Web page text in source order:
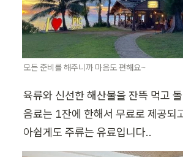
모든 준비를 해주니까 마음도 편해요~
육류와 신선한 해산물을 잔뜩 먹고
음료는 1잔에 한해서 무료로 제공되
아쉽게도 주류는 유료입니다..